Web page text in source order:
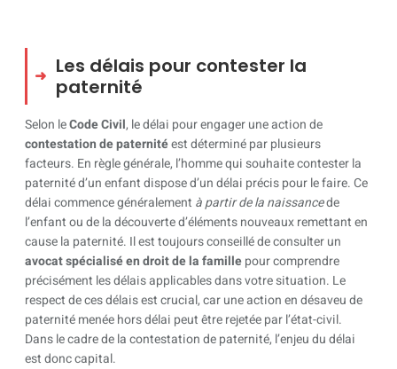
Les délais pour contester la
paternité
Selon leCode Civil, le délai pour engager une action de
contestation de paternitéest déterminé par plusieurs
facteurs. En règle générale, l’homme qui souhaite contester la
paternité d’un enfant dispose d’un délai précis pour le faire. Ce
délai commence généralement à partir de la naissancede
l’enfant ou de la découverte d’éléments nouveaux remettant en
cause la paternité. Il est toujours conseillé de consulter un
avocat spécialisé en droit de la famillepour comprendre
précisément les délais applicables dans votre situation. Le
respect de ces délais est crucial, car une action en désaveu de
paternité menée hors délai peut être rejetée par l’état-civil.
Dans le cadre de la contestation de paternité, l’enjeu du délai
est donc capital.